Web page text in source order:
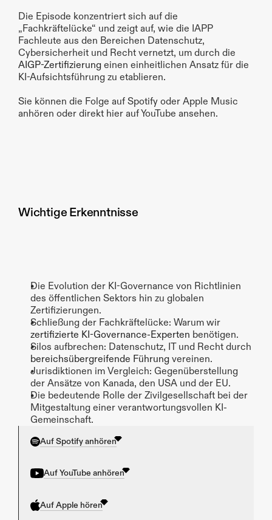
Die Episode konzentriert sich auf die
„Fachkräftelücke“ und zeigt auf, wie die IAPP
Fachleute aus den Bereichen Datenschutz,
AIGP-Zertifizierung einen einheitlichen Ansatz für die
KI-Aufsichtsführung zu etablieren.
Sie können die Folge auf Spotify oder Apple Music
anhören oder direkt hier auf YouTube ansehen.
Wichtige Erkenntnisse
Die Evolution der KI-Governance von Richtlinien
des öffentlichen Sektors hin zu globalen
Zertifizierungen.
zertifizierte KI-Governance-Experten benötigen.
bereichsübergreifende Führung vereinen.
Jurisdiktionen im Vergleich: Gegenüberstellung
der Ansätze von Kanada, den USA und der EU.
Die bedeutende Rolle der Zivilgesellschaft bei der
Mitgestaltung einer verantwortungsvollen KI-
Gemeinschaft.
Auf Spotify anhören
Auf YouTube anhören
Auf Apple hören